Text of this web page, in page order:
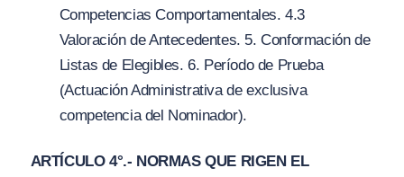
Competencias Comportamentales. 4.3
Valoración de Antecedentes. 5. Conformación de
Listas de Elegibles. 6. Período de Prueba
(Actuación Administrativa de exclusiva
competencia del Nominador).
ARTÍCULO 4°.- NORMAS QUE RIGEN EL